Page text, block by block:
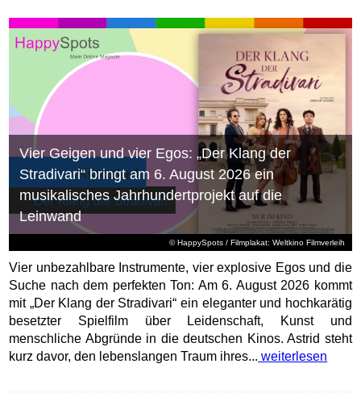
© HappySpots / Filmplakat: Weltkino Filmverleih
Vier Geigen und vier Egos: „Der Klang der
Stradivari“ bringt am 6. August 2026 ein
musikalisches Jahrhundertprojekt auf die
Leinwand
Vier unbezahlbare Instrumente, vier explosive Egos und die
Suche nach dem perfekten Ton: Am 6. August 2026 kommt
mit „Der Klang der Stradivari“ ein eleganter und hochkarätig
besetzter Spielfilm über Leidenschaft, Kunst und
menschliche Abgründe in die deutschen Kinos. Astrid steht
kurz davor, den lebenslangen Traum ihres... weiterlesen